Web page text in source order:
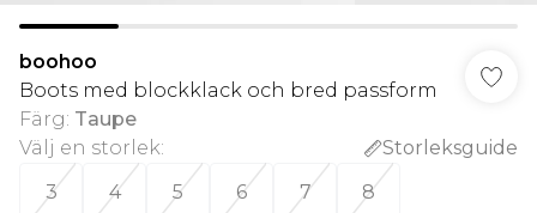
boohoo
Boots med blockklack och bred passform
Färg: Taupe
Välj en storlek:
Storleksguide
3
4 5 6 7 8